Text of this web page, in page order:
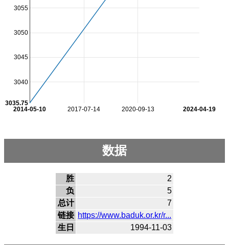
2017-07-14 2020-09-13
2014-05-10 2024-04-19
3040
3045
3050
3055
3035.75
数据
胜
2
负
5
总计
7
链接 https://www.baduk.or.kr/r...
生日
1994-11-03